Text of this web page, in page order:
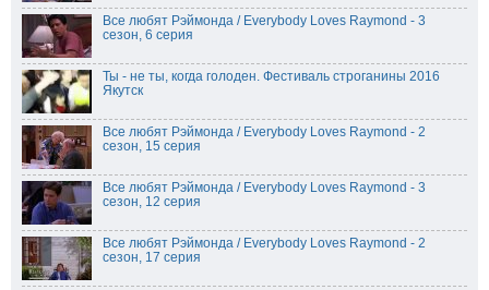
Все любят Рэймонда / Everybody Loves Raymond - 3
сезон, 6 серия
Ты - не ты, когда голоден. Фестиваль строганины 2016
Якутск
Все любят Рэймонда / Everybody Loves Raymond - 2
сезон, 15 серия
Все любят Рэймонда / Everybody Loves Raymond - 3
сезон, 12 серия
Все любят Рэймонда / Everybody Loves Raymond - 2
сезон, 17 серия